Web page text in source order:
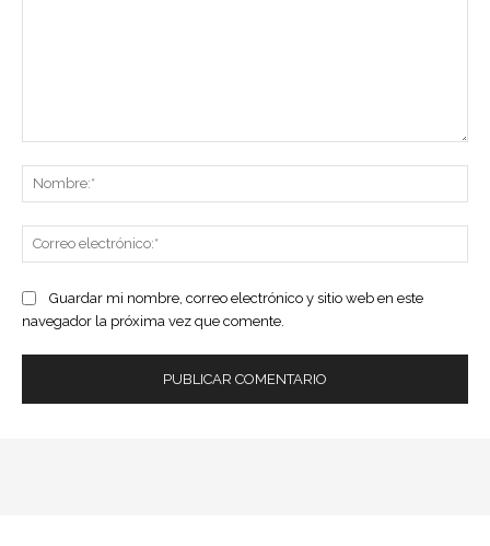
Guardar mi nombre, correo electrónico y sitio web en este
navegador la próxima vez que comente.